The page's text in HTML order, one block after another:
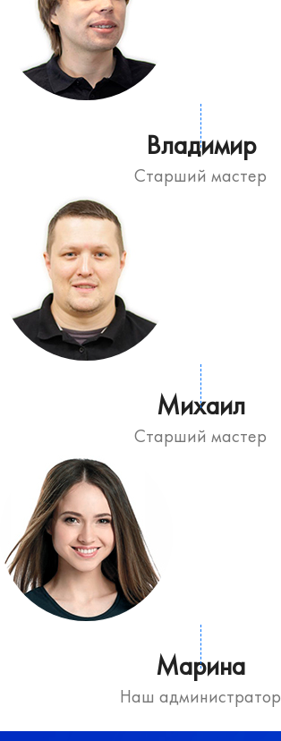
Владимир
Старший мастер
Михаил
Старший мастер
Марина
Наш администратор